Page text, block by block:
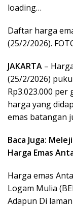
loading…
Daftar harga
(25/2/2026).
JAKARTA –
(25/2/2026)
Rp3.023.000 per
harga yang
emas batangan
Baca Juga:
Harga Emas
Harga emas
Logam Mulia
Adapun Di